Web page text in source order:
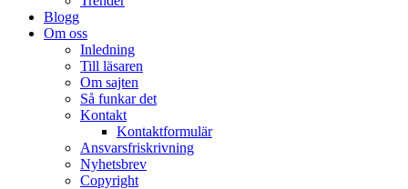
Blogg
Om oss
Inledning
Till läsaren
Om sajten
Så funkar det
Kontakt
Kontaktformulär
Ansvarsfriskrivning
Nyhetsbrev
Copyright